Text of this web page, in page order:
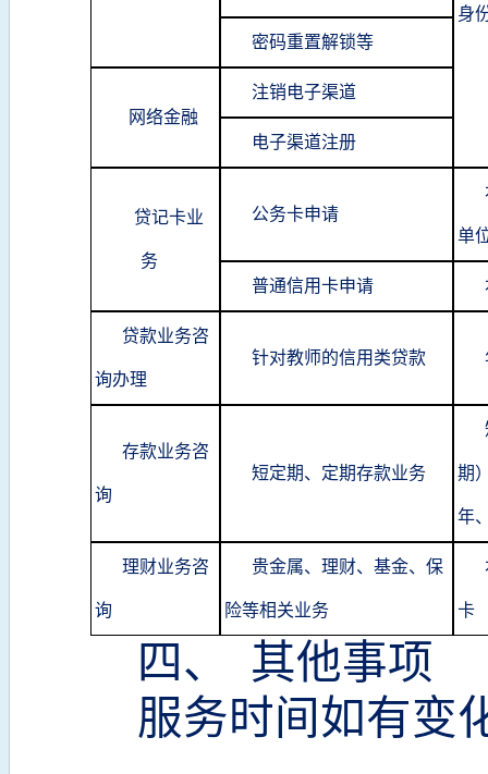
身
密码重置解锁等
网络金融
注销电子渠道
电子渠道注册
贷记卡业
务
公务卡申请
单
普通信用卡申请
贷款业务咨
询办理
针对教师的信用类贷款
存款业务咨
询
短定期、定期存款业务 期
年
理财业务咨
询
贵金属、理财、基金、保
险等相关业务 卡
四、
其他事项
服务时间如有变